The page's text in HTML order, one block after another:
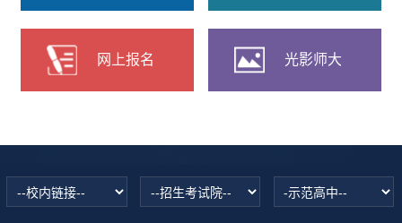
网上报名 光影师大